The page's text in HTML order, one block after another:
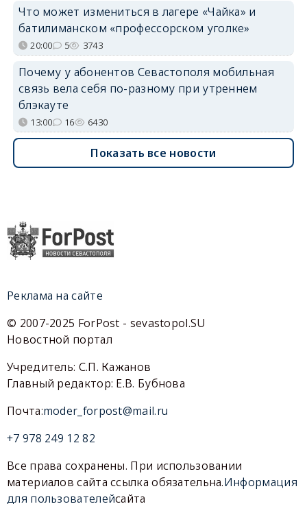
Что может измениться в лагере «Чайка» и
батилиманском «профессорском уголке»
20:00 5 3743
Почему у абонентов Севастополя мобильная
связь вела себя по-разному при утреннем
блэкауте
13:00 16 6430
Показать все новости
Реклама на сайте
© 2007-2025 ForPost - sevastopol.SU
Новостной портал
Учредитель: С.П. Кажанов
Главный редактор: Е.В. Бубнова
Почта:moder_forpost@mail.ru
+7 978 249 12 82
Все права сохранены. При использовании
материалов сайта ссылка обязательна.Информация
для пользователейсайта